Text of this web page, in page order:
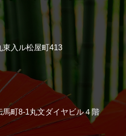
東入ル松屋町413
町8-1丸文ダイヤビル４階